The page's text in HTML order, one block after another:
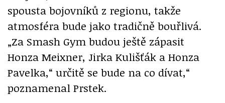
spousta bojovníků z regionu, takže
atmosféra bude jako tradičně bouřlivá.
„Za Smash Gym budou ještě zápasit
Honza Meixner, Jirka Kulišťák a Honza
Pavelka,“ určitě se bude na co dívat,“
poznamenal Prstek.